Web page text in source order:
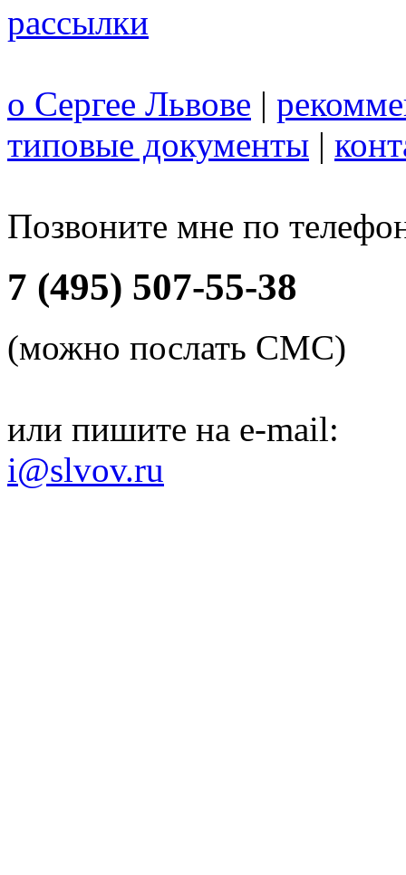
рассылки
о Сергее Львове |
типовые документы |
Позвоните мне по
7 (495) 507-55-38
(можно послать СМС)
или пишите на e-mail:
i@slvov.ru